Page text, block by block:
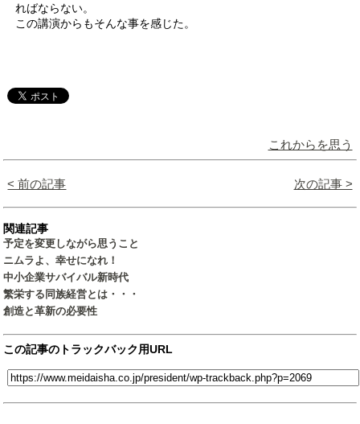
ればならない。
この講演からもそんな事を感じた。
これからを思う
< 前の記事 次の記事 >
関連記事
予定を変更しながら思うこと
ニムラよ、幸せになれ！
中小企業サバイバル新時代
繁栄する同族経営とは・・・
創造と革新の必要性
この記事のトラックバック用URL